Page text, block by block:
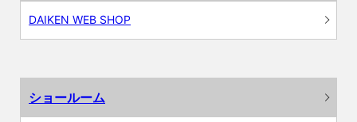
DAIKEN WEB SHOP
ショールーム